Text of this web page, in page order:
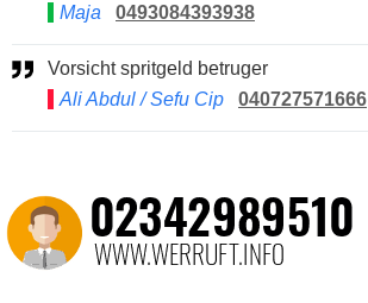
Maja
0493084393938
Vorsicht spritgeld betruger
Ali Abdul / Sefu Cip
040727571666